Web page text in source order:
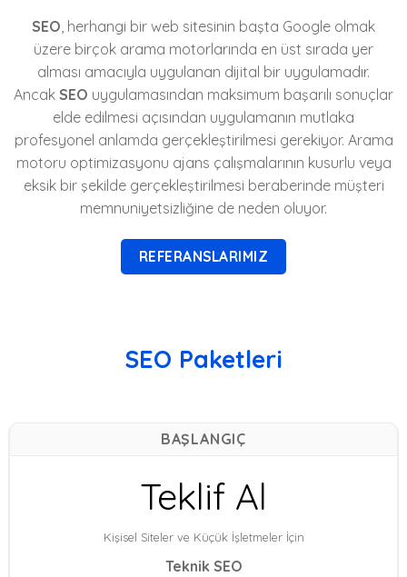
SEO, herhangi bir web sitesinin başta Google olmak
üzere birçok arama motorlarında en üst sırada yer
alması amacıyla uygulanan dijital bir uygulamadır.
Ancak SEO uygulamasından maksimum başarılı sonuçlar
elde edilmesi açısından uygulamanın mutlaka
profesyonel anlamda gerçekleştirilmesi gerekiyor. Arama
motoru optimizasyonu ajans çalışmalarının kusurlu veya
eksik bir şekilde gerçekleştirilmesi beraberinde müşteri
memnuniyetsizliğine de neden oluyor.
REFERANSLARIMIZ
SEO Paketleri
BAŞLANGIÇ
Teklif Al
Kişisel Siteler ve Küçük İşletmeler İçin
Teknik SEO